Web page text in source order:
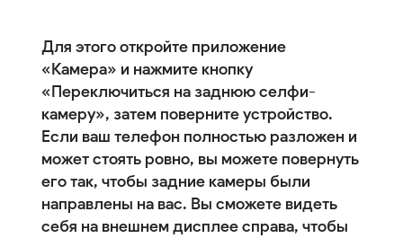
Для этого откройте приложение
«Камера» и нажмите кнопку
«Переключиться на заднюю селфи-
камеру», затем поверните устройство.
Если ваш телефон полностью разложен и
может стоять ровно, вы можете повернуть
его так, чтобы задние камеры были
направлены на вас. Вы сможете видеть
себя на внешнем дисплее справа, чтобы